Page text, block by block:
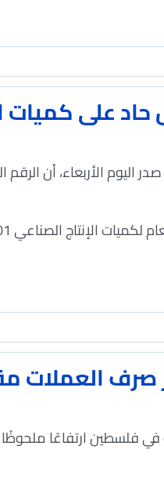
على كميات
اليوم الأربعاء، أن
العملات